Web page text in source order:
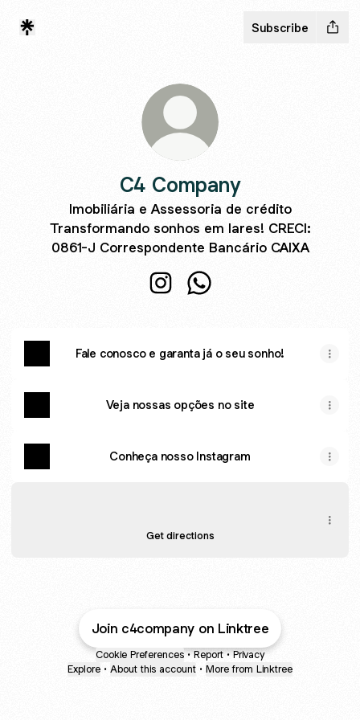
Subscribe
C4 Company
Imobiliária e Assessoria de crédito
Transformando sonhos em lares! CRECI:
0861-J Correspondente Bancário CAIXA
Fale conosco e garanta já o seu sonho!
Veja nossas opções no site
Conheça nosso Instagram
Get directions
Join c4company on Linktree
Cookie Preferences • Report • Privacy
Explore • About this account • More from Linktree